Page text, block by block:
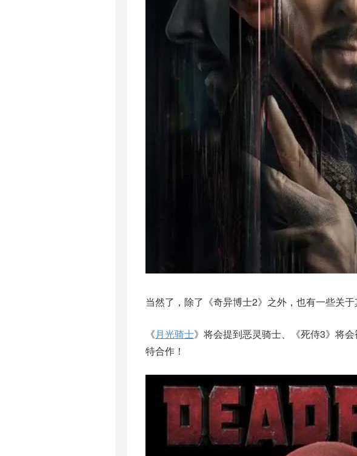
当然了，除了《奇异博士2》之外，也有一些关于
《月光骑士》将会提到恶灵骑士、《死侍3》将
特合作！